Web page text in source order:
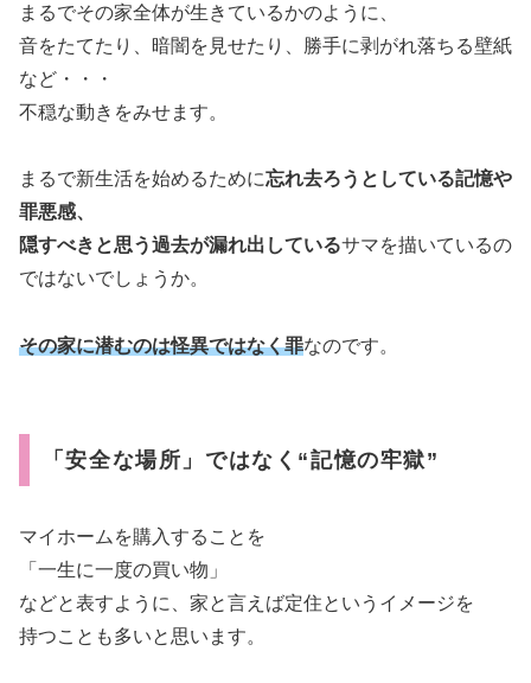
まるでその家全体が生きているかのように、
音をたてたり、暗闇を見せたり、勝手に剥がれ落ちる壁紙
など・・・
不穏な動きをみせます。
まるで新生活を始めるために忘れ去ろうとしている記憶や
罪悪感、
隠すべきと思う過去が漏れ出しているサマを描いているの
ではないでしょうか。
その家に潜むのは怪異ではなく罪なのです。
「安全な場所」ではなく“記憶の牢獄”
マイホームを購入することを
「一生に一度の買い物」
などと表すように、家と言えば定住というイメージを
持つことも多いと思います。